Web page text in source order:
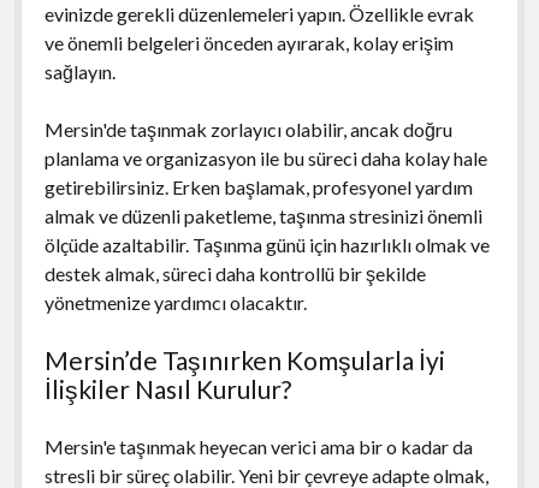
evinizde gerekli düzenlemeleri yapın. Özellikle evrak
ve önemli belgeleri önceden ayırarak, kolay erişim
sağlayın.
Mersin'de taşınmak zorlayıcı olabilir, ancak doğru
planlama ve organizasyon ile bu süreci daha kolay hale
getirebilirsiniz. Erken başlamak, profesyonel yardım
almak ve düzenli paketleme, taşınma stresinizi önemli
ölçüde azaltabilir. Taşınma günü için hazırlıklı olmak ve
destek almak, süreci daha kontrollü bir şekilde
yönetmenize yardımcı olacaktır.
Mersin’de Taşınırken Komşularla İyi
İlişkiler Nasıl Kurulur?
Mersin'e taşınmak heyecan verici ama bir o kadar da
stresli bir süreç olabilir. Yeni bir çevreye adapte olmak,